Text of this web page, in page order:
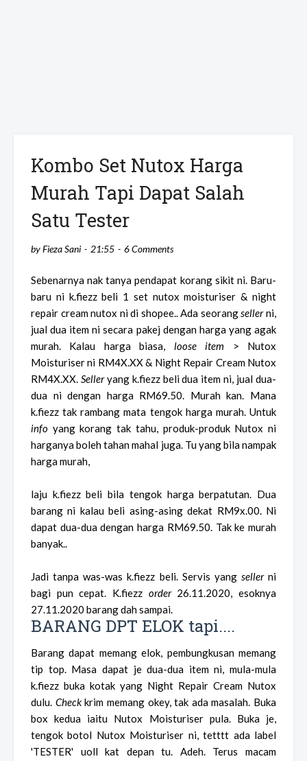
Kombo Set Nutox Harga
Murah Tapi Dapat Salah
Satu Tester
byFieza Sani 21:55 6 Comments
Sebenarnya nak tanya pendapat korang sikit ni. Baru-
baru ni k.fiezz beli 1 set nutox moisturiser & night
repair cream nutox ni di shopee.. Ada seorangsellerni,
jual dua item ni secara pakej dengan harga yang agak
murah. Kalau harga biasa, loose item > Nutox
Moisturiser ni RM4X.XX & Night Repair Cream Nutox
RM4X.XX. Selleryang k.fiezz beli dua item ni, jual dua-
dua ni dengan harga RM69.50. Murah kan. Mana
k.fiezz tak rambang mata tengok harga murah. Untuk
info yang korang tak tahu, produk-produk Nutox ni
harganya boleh tahan mahal juga. Tu yang bila nampak
harga murah,
laju k.fiezz beli bila tengok harga berpatutan. Dua
barang ni kalau beli asing-asing dekat RM9x.00. Ni
dapat dua-dua dengan harga RM69.50. Tak ke murah
banyak..
Jadi tanpa was-was k.fiezz beli. Servis yang sellerni
bagi pun cepat. K.fiezz order26.11.2020, esoknya
27.11.2020 barang dah sampai.
BARANG DPT ELOK tapi....
Barang dapat memang elok, pembungkusan memang
tip top. Masa dapat je dua-dua item ni, mula-mula
k.fiezz buka kotak yang Night Repair Cream Nutox
dulu. Checkkrim memang okey, tak ada masalah. Buka
box kedua iaitu Nutox Moisturiser pula. Buka je,
tengok botol Nutox Moisturiser ni, tetttt ada label
'TESTER' uoll kat depan tu. Adeh. Terus macam